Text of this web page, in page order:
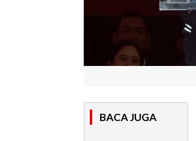
BACA JUGA